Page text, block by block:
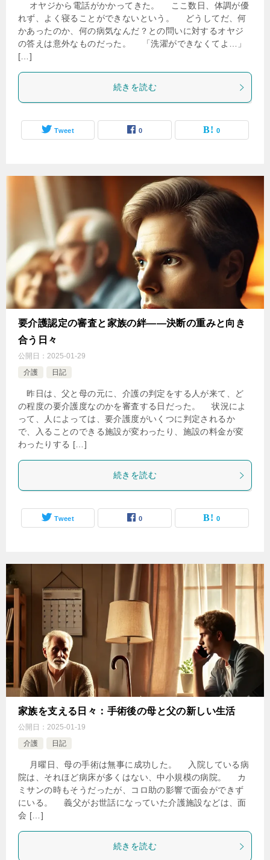
​ オヤジから電話がかかってきた。 ここ数日、体調が優
れず、よく寝ることができないという。 どうしてだ、何
かあったのか、何の病気なんだ？との問いに対するオヤジ
の答えは意外なものだった。 「洗濯ができなくてよ…」
[…]
続きを読む
Tweet 0 0
要介護認定の審査と家族の絆――決断の重みと向き
合う日々
公開日： 2025-01-29
介護
日記
昨日は、父と母の元に、介護の判定をする人が来て、ど
の程度の要介護度なのかを審査する日だった。 状況によ
って、人によっては、要介護度がいくつに判定されるか
で、入ることのできる施設が変わったり、施設の料金が変
わったりする […]
続きを読む
Tweet 0 0
家族を支える日々：手術後の母と父の新しい生活
公開日： 2025-01-19
介護
日記
​ 月曜日、母の手術は無事に成功した。 入院している病
院は、それほど病床が多くはない、中小規模の病院。 カ
ミサンの時もそうだったが、コロ助の影響で面会ができず
にいる。 義父がお世話になっていた介護施設などは、面
会 […]
続きを読む